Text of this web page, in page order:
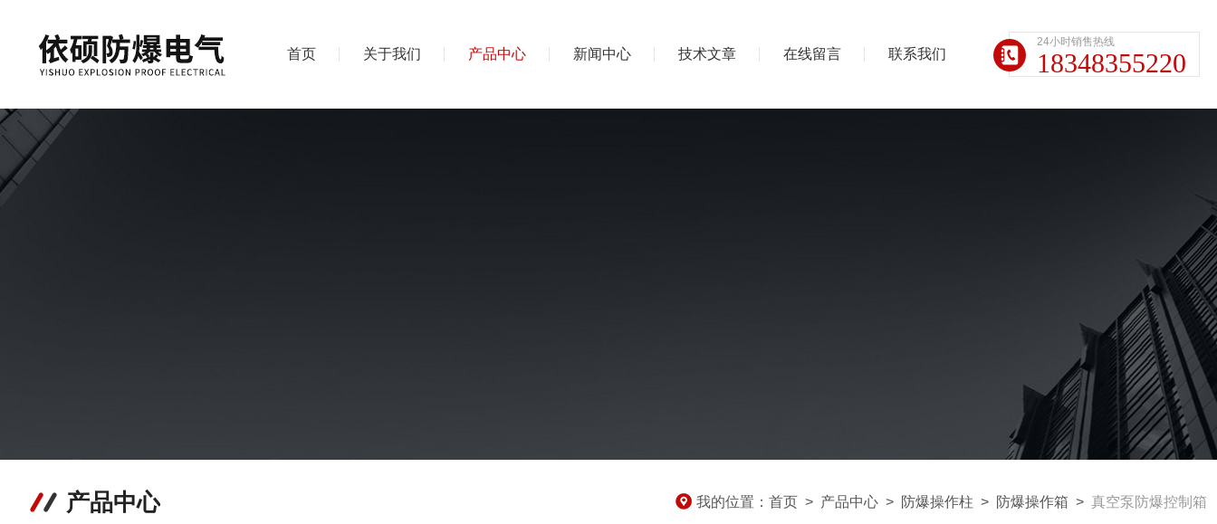
首页 关于我们 产品中心 新闻中心 技术文章 在线留言 联系我们
24小时销售热线
18348355220
产品中心 我的位置： 首页 > 产品中心 > 防爆操作柱 > 防爆操作箱 > 真空泵防爆控制箱